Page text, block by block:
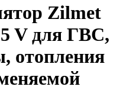
Zilmet
V для ГВС,
отопления